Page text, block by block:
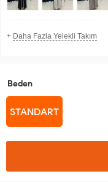
+ Daha Fazla Yelekli Takım
Beden
STANDART